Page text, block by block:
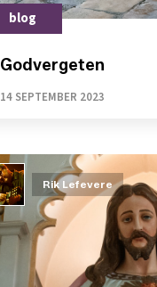
blog
Godvergeten
14 SEPTEMBER 2023
Rik Lefevere